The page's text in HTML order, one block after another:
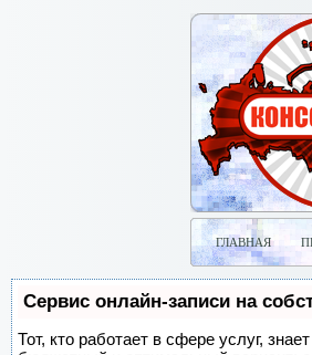
ГЛАВНАЯ
Сервис онлайн-записи на
Тот, кто работает в сфере услуг,